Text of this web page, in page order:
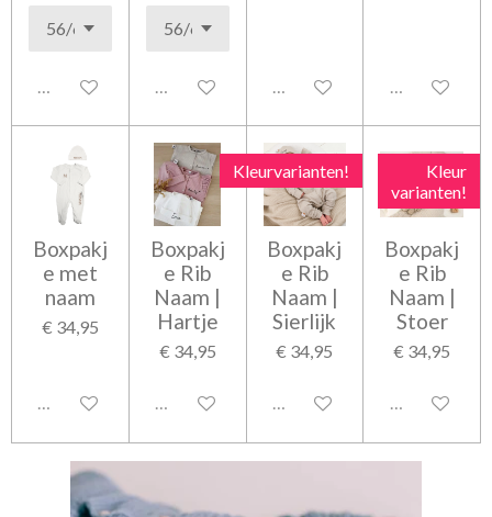
Uitgeschakeld Uitgeschakeld Uitgeschakeld
Boxpakj
e met
naam
€ 34,95
Uitgeschakeld
Boxpakj
e Rib
Naam |
Hartje
€ 34,95
Uitgeschakeld
Kleurvarianten!
Boxpakj
e Rib
Naam |
Sierlijk
€ 34,95
Uitgeschakeld
Kleur
varianten!
Boxpakj
e Rib
Naam |
Stoer
€ 34,95